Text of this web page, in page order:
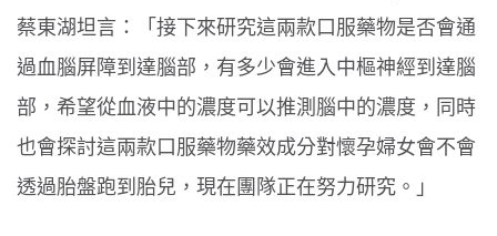
蔡東湖坦言：「接下來研究這兩款口服藥物是否會通
過血腦屏障到達腦部，有多少會進入中樞神經到達腦
部，希望從血液中的濃度可以推測腦中的濃度，同時
也會探討這兩款口服藥物藥效成分對懷孕婦女會不會
透過胎盤跑到胎兒，現在團隊正在努力研究。」